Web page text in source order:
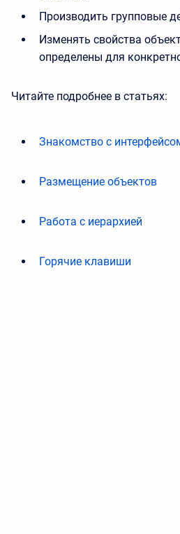
Производить групповые
Изменять свойства
определены для
Читайте подробнее в статьях:
Знакомство с
Размещение объектов
Работа с иерархией
Горячие клавиши